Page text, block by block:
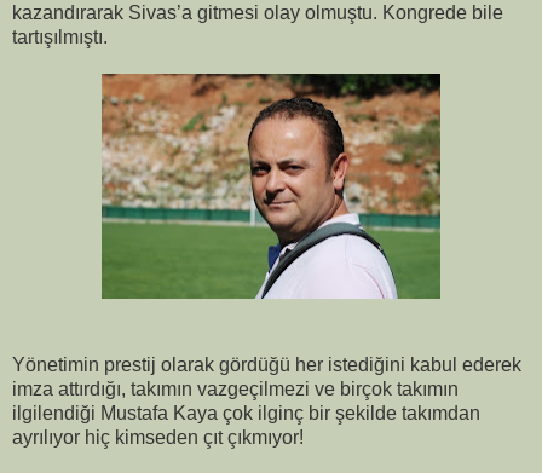
kazandırarak Sivas’a gitmesi olay olmuştu. Kongrede bile
tartışılmıştı.
Yönetimin prestij olarak gördüğü her istediğini kabul ederek
imza attırdığı, takımın vazgeçilmezi ve birçok takımın
ilgilendiği Mustafa Kaya çok ilginç bir şekilde takımdan
ayrılıyor hiç kimseden çıt çıkmıyor!